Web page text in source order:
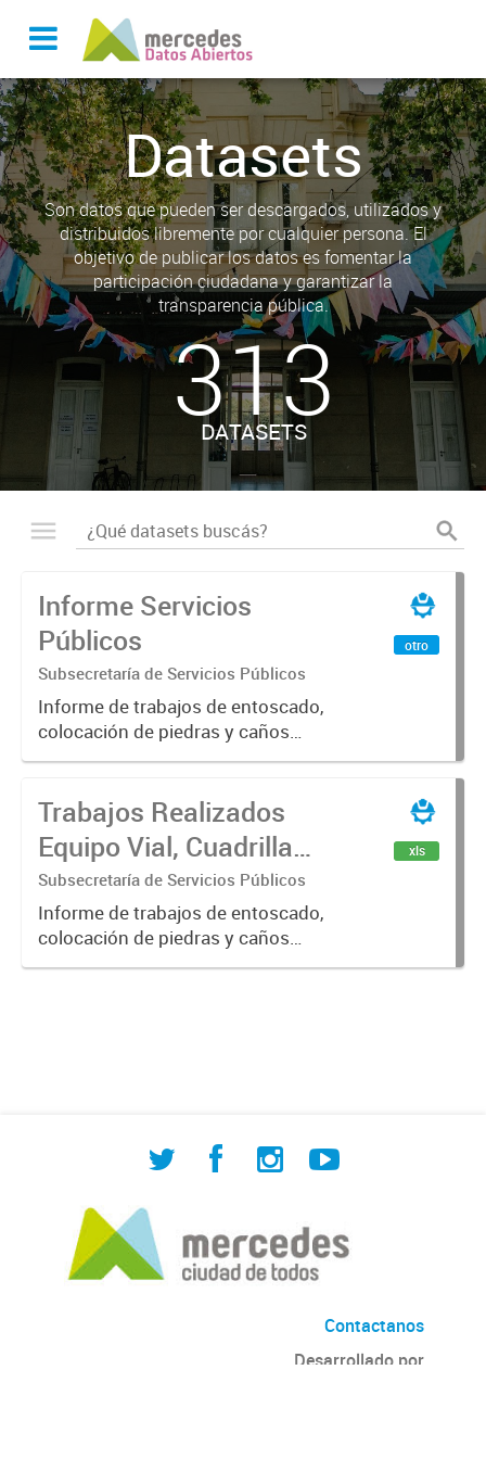
Datasets
Son datos que pueden ser descargados, utilizados y
distribuidos libremente por cualquier persona. El
objetivo de publicar los datos es fomentar la
participación ciudadana y garantizar la
transparencia pública.
313
DATASETS
Informe Servicios
Públicos
Subsecretaría de Servicios Públicos
Informe de trabajos de entoscado,
colocación de piedras y caños
(zanjeo - cruce de calles) Informe
construcción, colocación de tapa
registro, reparación...
otro
Trabajos Realizados
Equipo Vial, Cuadrilla
Bacheo, Servicio
Eléctrico - Noviembre
2021
Subsecretaría de Servicios Públicos
Informe de trabajos de entoscado,
colocación de piedras y caños
(zanjeo - cruce de calles) Informe
xls
Contactanos
Desarrollado por